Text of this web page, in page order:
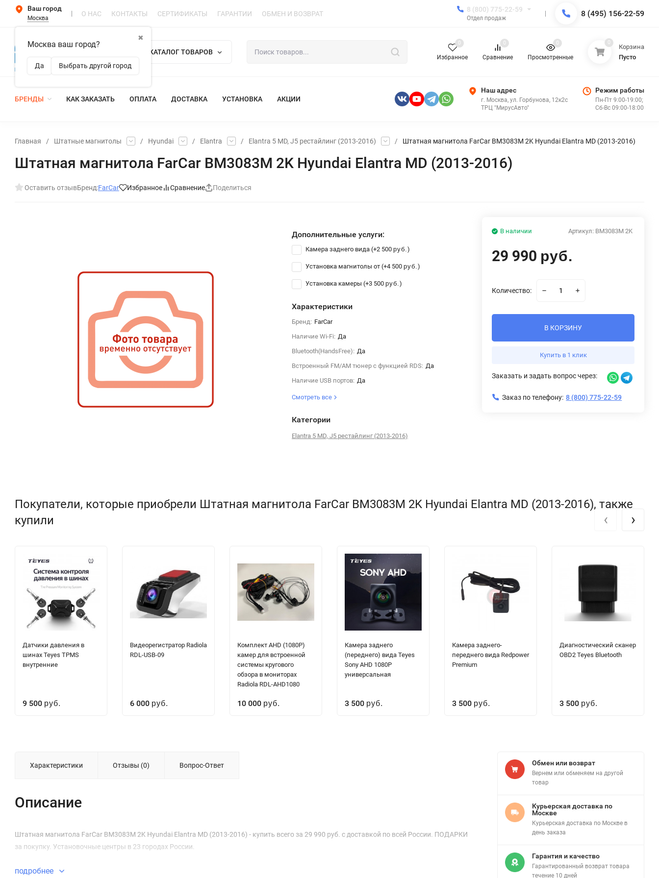
Ваш город
Москва
✖
Москва ваш город?
Да Выбрать другой город
О НАС КОНТАКТЫ СЕРТИФИКАТЫ ГАРАНТИИ ОБМЕН И ВОЗВРАТ
8 (800) 775-22-59
Отдел продаж 8 (495) 156-22-59
КАТАЛОГ ТОВАРОВ
Избранное
0
Сравнение
0
Просмотренные
0 0
Корзина
Пусто
БРЕНДЫ КАК ЗАКАЗАТЬ ОПЛАТА ДОСТАВКА УСТАНОВКА АКЦИИ
Наш адрес
г. Москва, ул. Горбунова, 12к2с
ТРЦ "МирусАвто"
Режим работы
Пн-Пт 9:00-19:00;
Сб-Вс 09:00-18:00
Главная / Штатные магнитолы / Hyundai / Elantra / Elantra 5 MD, J5 рестайлинг (2013-2016) / Штатная магнитола FarCar BM3083M 2K Hyundai Elantra MD (2013-2016)
Штатная магнитола FarCar BM3083M 2K Hyundai Elantra MD (2013-2016)
Оставить отзывБренд:FarCar Избранное Сравнение Поделиться
Дополнительные услуги:
Камера заднего вида (+2 500 руб. )
Установка магнитолы от (+4 500 руб. )
Установка камеры (+3 500 руб. )
Характеристики
Бренд: FarCar
Наличие Wi-Fi: Да
Bluetooth(HandsFree): Да
Встроенный FM/AM тюнер с функцией RDS: Да
Наличие USB портов: Да
Смотреть все
Категории
Elantra 5 MD, J5 рестайлинг (2013-2016)
Артикул: BM3083M 2K
В наличии
29 990 руб.
Количество:
В КОРЗИНУ
Купить в 1 клик
Заказать и задать вопрос через:
Заказ по телефону: 8 (800) 775-22-59
Покупатели, которые приобрели Штатная магнитола FarCar BM3083M 2K Hyundai Elantra MD (2013-2016), также
купили
Датчики давления в
шинах Teyes TPMS
внутренние
9 500 руб.
Видеорегистратор Radiola
RDL-USB-09
6 000 руб.
Комплект AHD (1080P)
камер для встроенной
системы кругового
обзора в мониторах
Radiola RDL-AHD1080
10 000 руб.
Камера заднего
(переднего) вида Teyes
Sony AHD 1080P
универсальная
3 500 руб.
Камера заднего-
переднего вида Redpower
Premium
3 500 руб.
Диагностический сканер
OBD2 Teyes Bluetooth
3 500 руб.
‹ ›
Характеристики Отзывы (0) Вопрос-Ответ
Описание
Штатная магнитола FarCar BM3083M 2K Hyundai Elantra MD (2013-2016) - купить всего за 29 990 руб. с доставкой по всей России. ПОДАРКИ
за покупку. Установочные центры в 23 городах России.
подробнее
Обмен или возврат
Вернем или обменяем на другой
товар
Курьерская доставка по
Москве
Курьерская доставка по Москве в
день заказа
Гарантия и качество
Гарантированный возврат товара
течение 10 дней